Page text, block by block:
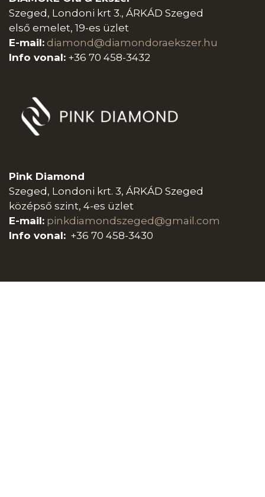
Szeged, Londoni krt 3., ÁRKÁD Szeged
első emelet, 19-es üzlet
E-mail: diamond@diamondoraekszer.hu
Info vonal: +36 70 458-3432
Pink Diamond
Szeged, Londoni krt. 3, ÁRKÁD Szeged
középső szint, 4-es üzlet
E-mail: pinkdiamondszeged@gmail.com
Info vonal: +36 70 458-3430